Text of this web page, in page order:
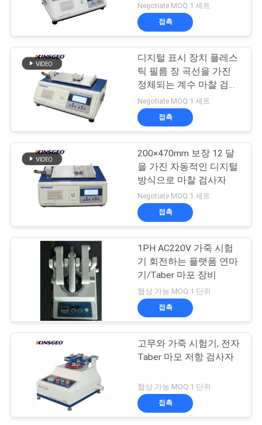
공
품
기
를
실험실 코팅 기계
50
온도 습도 시험 챔버
포장 시험 장비
20
Negotiate MOQ:1 세트
접촉
디지털 표시 장치 플레스
틱 필름 장 곡선을 가진
정체되는 계수 마찰 검사
자
Negotiate MOQ:1 세트
접촉
200×470mm 보장 12 달
을 가진 자동적인 디지털
방식으로 마찰 검사자
Negotiate MOQ:1 세트
접촉
1PH AC220V 가죽 시험
기 회전하는 플랫폼 연마
기/Taber 마포 장비
협상 가능 MOQ:1 단위
접촉
고무와 가죽 시험기, 전자
Taber 마모 저항 검사자
협상 가능 MOQ:1 단위
접촉